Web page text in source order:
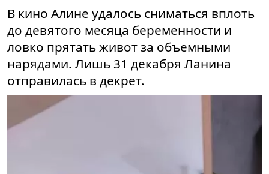
В кино Алине удалось сниматься вплоть
до девятого месяца беременности и
ловко прятать живот за объемными
нарядами. Лишь 31 декабря Ланина
отправилась в декрет.